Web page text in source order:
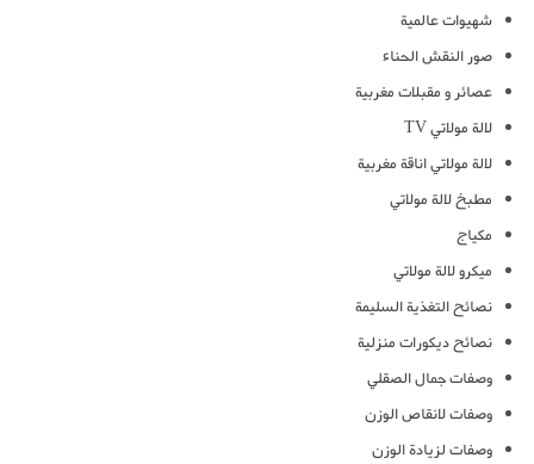
شهيوات عالمية
صور النقش الحناء
عصائر و مقبلات مغربية
لالة مولاتي TV
لالة مولاتي اناقة مغربية
مطبخ لالة مولاتي
مكياج
ميكرو لالة مولاتي
نصائح التغذية السليمة
نصائح ديكورات منزلية
وصفات جمال الصقلي
وصفات لانقاص الوزن
وصفات لزيادة الوزن